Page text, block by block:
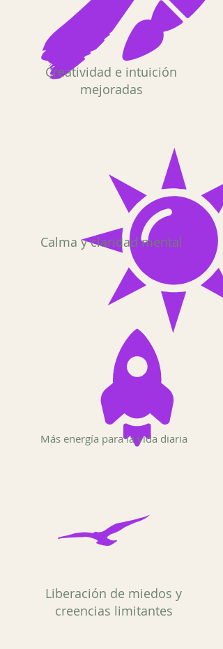
Creatividad e intuición
mejoradas
Calma y claridad mental
Más energía para la vida diaria
Liberación de miedos y
creencias limitantes